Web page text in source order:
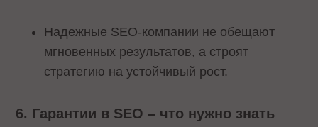
Надежные SEO-компании не обещают
мгновенных результатов, а строят
стратегию на устойчивый рост.
6. Гарантии в SEO – что нужно знать